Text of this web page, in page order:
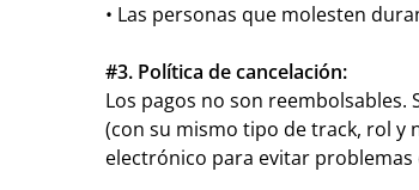
•⁠ ⁠Las personas que molesten
#3. Política de cancelación:
Los pagos no son
(con su mismo tipo de track, rol y
electrónico para evitar